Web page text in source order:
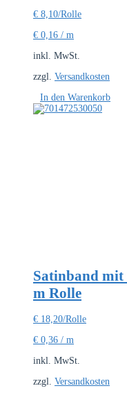
€ 8,10/Rolle
€ 0,16 / m
inkl. MwSt.
zzgl. Versandkosten
In den Warenkorb
Satinband mit
m Rolle
€ 18,20/Rolle
€ 0,36 / m
inkl. MwSt.
zzgl. Versandkosten